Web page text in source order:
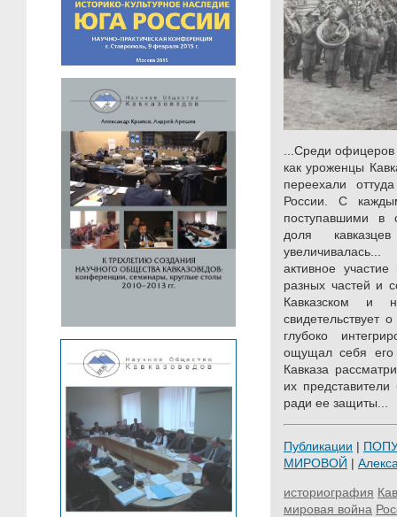
...Среди
как уроженцы
переехали
России. С
поступавшими в
доля
активное
разных частей и
Кавказском и
свидетельствует
глубоко
ощущал себя его
Кавказа
их
ради ее защиты...
Публикации |
МИРОВОЙ |
историография
мировая война